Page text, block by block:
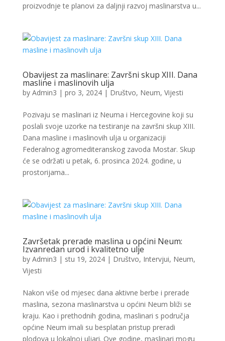
proizvodnje te planovi za daljnji razvoj maslinarstva u...
Obavijest za maslinare: Završni skup XIII. Dana
masline i maslinovih ulja
by Admin3 | pro 3, 2024| Društvo, Neum, Vijesti
Pozivaju se maslinari iz Neuma i Hercegovine koji su
poslali svoje uzorke na testiranje na završni skup XIII.
Dana masline i maslinovih ulja u organizaciji
Federalnog agromediteranskog zavoda Mostar. Skup
će se održati u petak, 6. prosinca 2024. godine, u
prostorijama...
Završetak prerade maslina u općini Neum:
Izvanredan urod i kvalitetno ulje
by Admin3 | stu 19, 2024| Društvo, Intervjui, Neum,
Vijesti
Nakon više od mjesec dana aktivne berbe i prerade
maslina, sezona maslinarstva u općini Neum bliži se
kraju. Kao i prethodnih godina, maslinari s područja
općine Neum imali su besplatan pristup preradi
plodova u lokalnoj uljari. Ove godine, maslinari mogu